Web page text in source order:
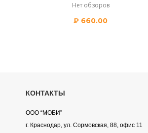
Нет обзоров
₽ 660.00
КОНТАКТЫ
ООО “МОБИ”
г. Краснодар, ул. Сормовская, 88, офис 11